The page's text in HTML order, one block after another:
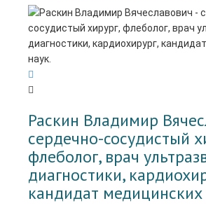
Раскин Владимир
cердечно-сосудистый
флеболог, врач
диагностики,
кандидат медицинских